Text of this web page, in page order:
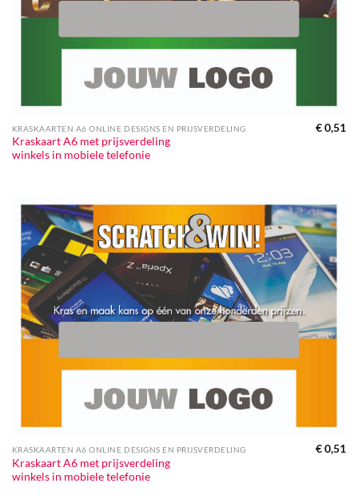
KRASKAARTEN A6 ONLINE DESIGNS EN PRIJSVERDELING
Kraskaart A6 met prijsverdeling
winkels in mobiele telefonie
€0,51
KRASKAARTEN A6 ONLINE DESIGNS EN PRIJSVERDELING
Kraskaart A6 met prijsverdeling
winkels in mobiele telefonie
€0,51